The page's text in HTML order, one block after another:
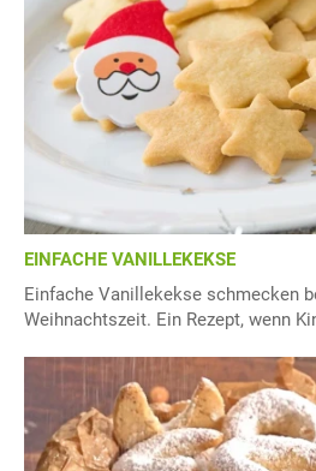
EINFACHE VANILLEKEKSE
Einfache Vanillekekse schmecken
Weihnachtszeit. Ein Rezept, wenn